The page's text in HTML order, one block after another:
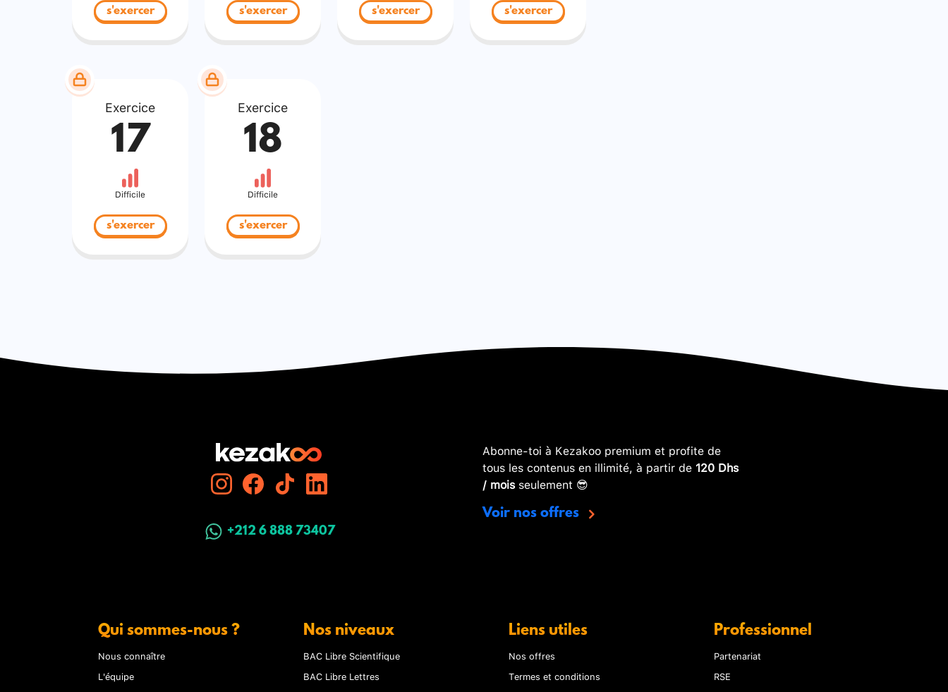
s'exercer s'exercer s'exercer s'exercer
Exercice
17
Difficile
s'exercer
Exercice
18
Difficile
s'exercer
+212 6 888 73407
Abonne-toi à Kezakoo premium et profite de
tous les contenus en illimité, à partir de 120 Dhs
/ moisseulement 😎
Voir nos offres
Qui sommes-nous ?
Nous connaître
L'équipe
Nos niveaux
BAC Libre Scientifique
BAC Libre Lettres
Liens utiles
Nos offres
Termes et conditions
Professionnel
Partenariat
RSE